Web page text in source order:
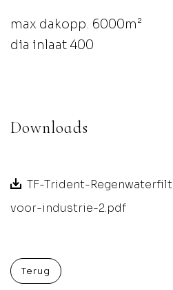
max dakopp. 6000m²
dia inlaat 400
Downloads
TF-Trident-
voor-industrie-2.pdf
Terug